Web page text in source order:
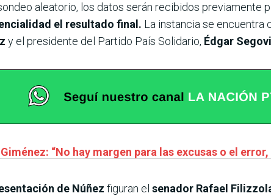
aleatorio, los datos serán recibidos previamente
el resultado final. La instancia se encuentra
y el presidente del Partido País Solidario, Édgar
“No hay margen para las excusas o el
de Núñez figuran el senador Rafael